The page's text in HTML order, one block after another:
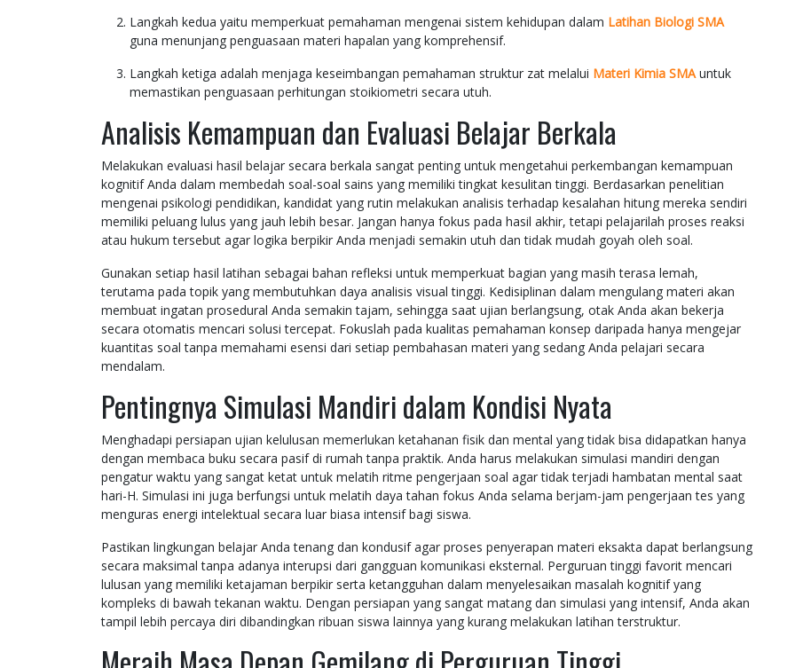
Langkah kedua yaitu memperkuat pemahaman mengenai sistem kehidupan dalam Latihan Biologi SMA
guna menunjang penguasaan materi hapalan yang komprehensif.
Langkah ketiga adalah menjaga keseimbangan pemahaman struktur zat melalui Materi Kimia SMAuntuk
memastikan penguasaan perhitungan stoikiometri secara utuh.
Analisis Kemampuan dan Evaluasi Belajar Berkala
Melakukan evaluasi hasil belajar secara berkala sangat penting untuk mengetahui perkembangan kemampuan
kognitif Anda dalam membedah soal-soal sains yang memiliki tingkat kesulitan tinggi. Berdasarkan penelitian
mengenai psikologi pendidikan, kandidat yang rutin melakukan analisis terhadap kesalahan hitung mereka sendiri
memiliki peluang lulus yang jauh lebih besar. Jangan hanya fokus pada hasil akhir, tetapi pelajarilah proses reaksi
atau hukum tersebut agar logika berpikir Anda menjadi semakin utuh dan tidak mudah goyah oleh soal.
Gunakan setiap hasil latihan sebagai bahan refleksi untuk memperkuat bagian yang masih terasa lemah,
terutama pada topik yang membutuhkan daya analisis visual tinggi. Kedisiplinan dalam mengulang materi akan
membuat ingatan prosedural Anda semakin tajam, sehingga saat ujian berlangsung, otak Anda akan bekerja
secara otomatis mencari solusi tercepat. Fokuslah pada kualitas pemahaman konsep daripada hanya mengejar
kuantitas soal tanpa memahami esensi dari setiap pembahasan materi yang sedang Anda pelajari secara
mendalam.
Pentingnya Simulasi Mandiri dalam Kondisi Nyata
Menghadapi persiapan ujian kelulusan memerlukan ketahanan fisik dan mental yang tidak bisa didapatkan hanya
dengan membaca buku secara pasif di rumah tanpa praktik. Anda harus melakukan simulasi mandiri dengan
pengatur waktu yang sangat ketat untuk melatih ritme pengerjaan soal agar tidak terjadi hambatan mental saat
hari-H. Simulasi ini juga berfungsi untuk melatih daya tahan fokus Anda selama berjam-jam pengerjaan tes yang
menguras energi intelektual secara luar biasa intensif bagi siswa.
Pastikan lingkungan belajar Anda tenang dan kondusif agar proses penyerapan materi eksakta dapat berlangsung
secara maksimal tanpa adanya interupsi dari gangguan komunikasi eksternal. Perguruan tinggi favorit mencari
lulusan yang memiliki ketajaman berpikir serta ketangguhan dalam menyelesaikan masalah kognitif yang
kompleks di bawah tekanan waktu. Dengan persiapan yang sangat matang dan simulasi yang intensif, Anda akan
tampil lebih percaya diri dibandingkan ribuan siswa lainnya yang kurang melakukan latihan terstruktur.